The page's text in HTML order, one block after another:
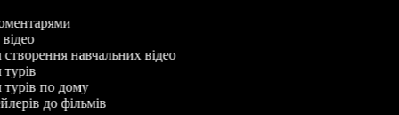
створення навчальних відео
турів
турів по дому
до фільмів